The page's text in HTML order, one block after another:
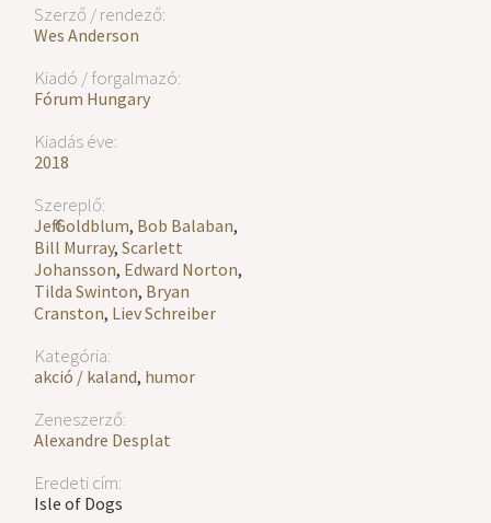
Szerző / rendező:
Wes Anderson
Kiadó / forgalmazó:
Fórum Hungary
Kiadás éve:
2018
Szereplő:
Jeff Goldblum, Bob Balaban,
Bill Murray,Scarlett
Johansson, Edward Norton,
Tilda Swinton, Bryan
Cranston, Liev Schreiber
Kategória:
akció / kaland, humor
Zeneszerző:
Alexandre Desplat
Eredeti cím:
Isle of Dogs